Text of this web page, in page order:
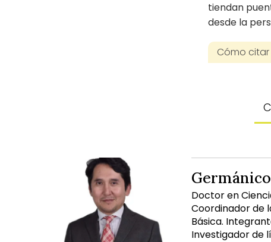
tiendan
desde la
Cómo
Doctor en
Coordinador de
Básica.
Investigador de